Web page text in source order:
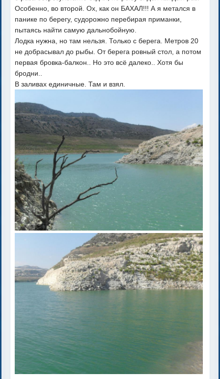
Особенно, во второй. Ох, как он БАХАЛ!!! А я метался в
панике по берегу, судорожно перебирая приманки,
пытаясь найти самую дальнобойную.
Лодка нужна, но там нельзя. Только с берега. Метров 20
не добрасывал до рыбы. От берега ровный стол, а потом
первая бровка-балкон.. Но это всё далеко.. Хотя бы
бродни..
В заливах единичные. Там и взял.